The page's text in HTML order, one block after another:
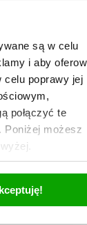
są w celu
i aby
celu poprawy jej
połączyć te
Poniżej możesz
w każdą
utratę
i